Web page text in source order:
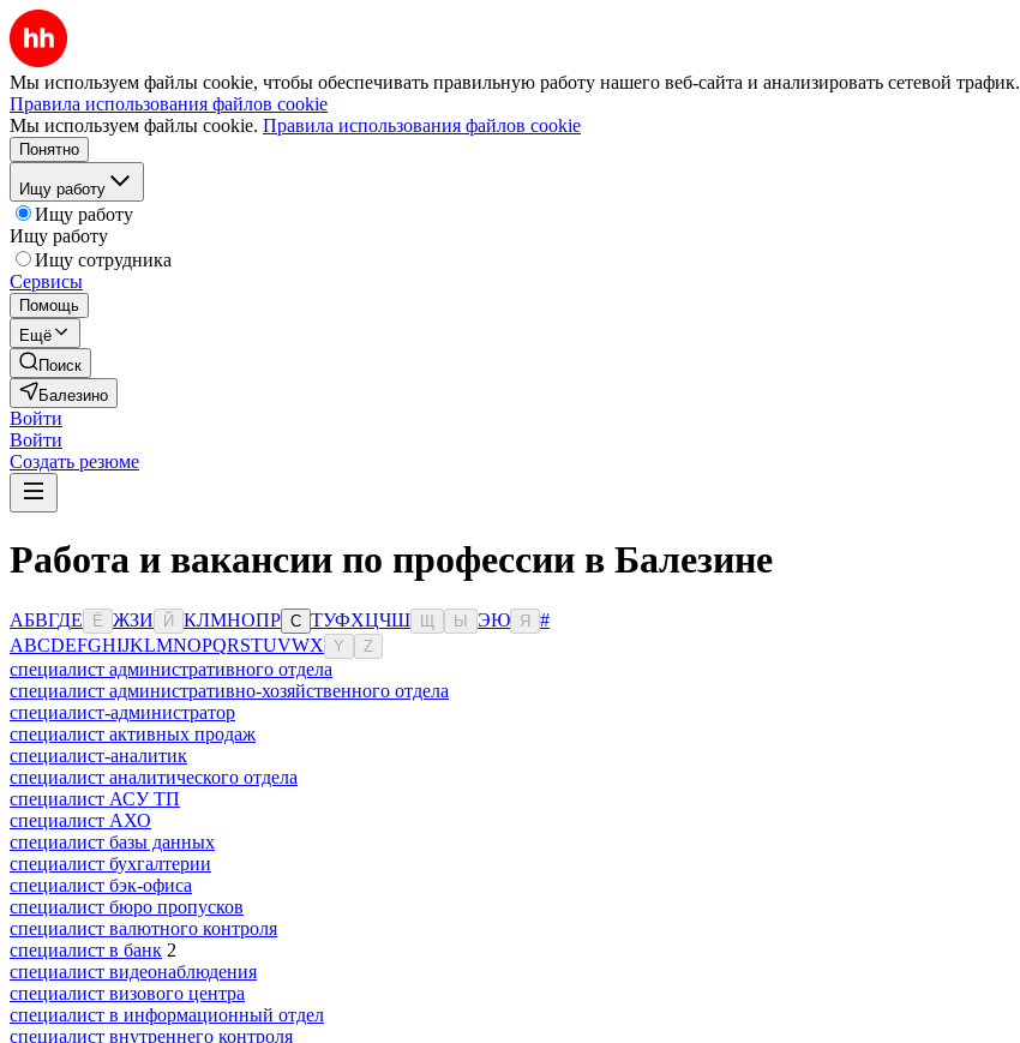
Мы используем файлы cookie, чтобы обеспечивать правильную работу нашего веб-сайта и анализировать сетевой трафик.
Правила использования файлов cookie
Мы используем файлы cookie. Правила использования файлов cookie
Понятно
Ищу работу
Ищу работу
Ищу работу
Ищу сотрудника
Сервисы
Помощь
Ещё
Поиск
Балезино
Войти
Войти
Создать резюме
Работа и вакансии по профессии в Балезине
АБВГДЕ Ё ЖЗИ Й КЛМНОПР С ТУФХЦЧШ Ы ЭЮ Я
#
ABCDEFGHIJKLMNOPQRSTUVWX Y Z
специалист административного отдела
специалист административно-хозяйственного отдела
специалист-администратор
специалист активных продаж
специалист-аналитик
специалист аналитического отдела
специалист АСУ ТП
специалист АХО
специалист базы данных
специалист бухгалтерии
специалист бэк-офиса
специалист бюро пропусков
специалист валютного контроля
специалист в банк 2
специалист видеонаблюдения
специалист визового центра
специалист в информационный отдел
специалист внутреннего контроля